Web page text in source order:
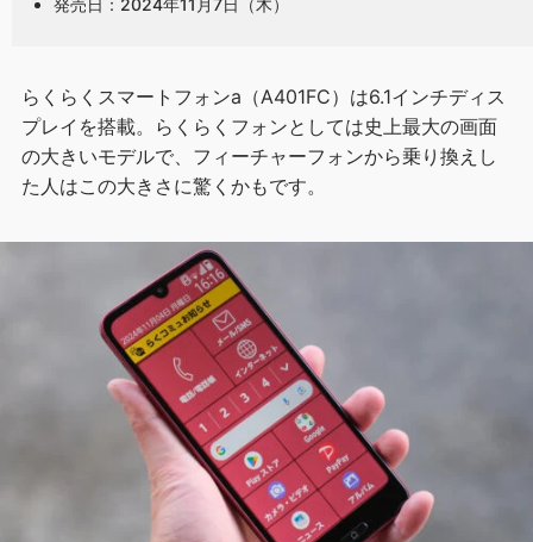
らくらくスマートフォンa（A401FC）は6.1インチディス
プレイを搭載。らくらくフォンとしては史上最大の画面
の大きいモデルで、フィーチャーフォンから乗り換えし
た人はこの大きさに驚くかもです。